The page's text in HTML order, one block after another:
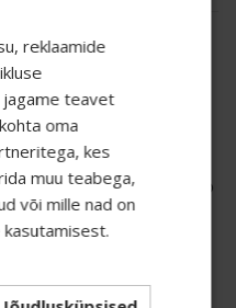
on vastupidav ja
ja suure
Kompaktne,
sobib mini jumbo
aitab vähendada
vahetamist.
sobib hästi
reklaamide
jagame teavet
oma
kes
muu teabega,
või mille nad on
kõige